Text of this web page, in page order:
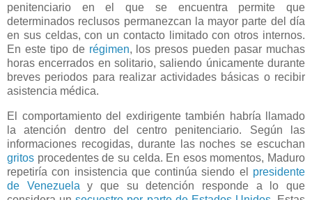
penitenciario en el que se encuentra permite que
determinados reclusos permanezcan la mayor parte del día
en sus celdas, con un contacto limitado con otros internos.
En este tipo de régimen, los presos pueden pasar muchas
horas encerrados en solitario, saliendo únicamente durante
breves periodos para realizar actividades básicas o recibir
asistencia médica.
El comportamiento del exdirigente también habría llamado
la atención dentro del centro penitenciario. Según las
informaciones recogidas, durante las noches se escuchan
gritos procedentes de su celda. En esos momentos, Maduro
repetiría con insistencia que continúa siendo el presidente
de Venezuela y que su detención responde a lo que